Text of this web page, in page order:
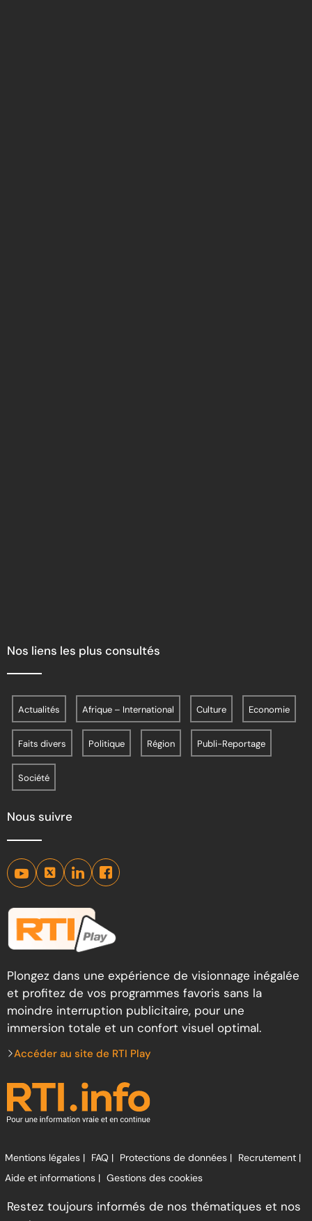
Nos liens les plus consultés
Actualités Afrique – International Culture Economie
Faits divers Politique Région Publi-Reportage
Société
Nous suivre
Plongez dans une expérience de visionnage inégalée
et profitez de vos programmes favoris sans la
moindre interruption publicitaire, pour une
immersion totale et un confort visuel optimal.
Accéder au site de RTI Play
Mentions légales | FAQ | Protections de données | Recrutement |
Aide et informations | Gestions des cookies
Restez toujours informés de nos thématiques et nos